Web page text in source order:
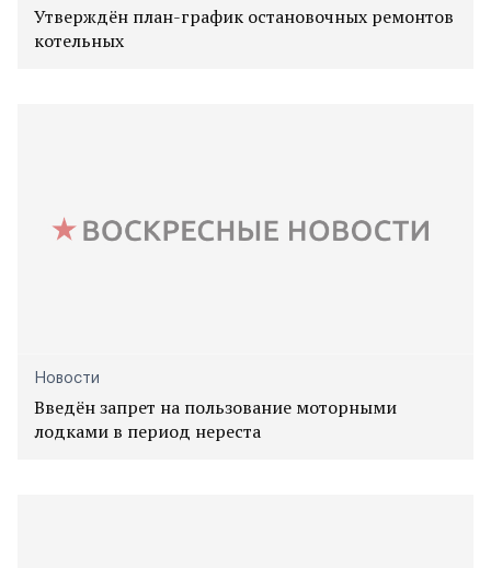
Утверждён план-график остановочных ремонтов
котельных
Новости
Введён запрет на пользование моторными
лодками в период нереста